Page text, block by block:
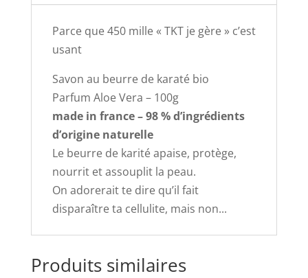
Parce que 450 mille « TKT je gère » c’est
usant
Savon au beurre de karaté bio
Parfum Aloe Vera – 100g
made in france – 98 % d’ingrédients
d’origine naturelle
Le beurre de karité apaise, protège,
nourrit et assouplit la peau.
On adorerait te dire qu’il fait
disparaître ta cellulite, mais non...
Produits similaires